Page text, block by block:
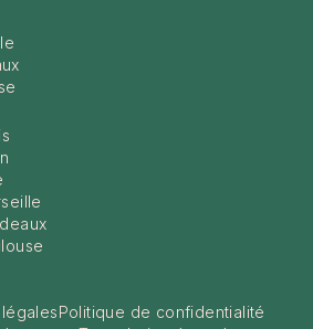
Politique de confidentialité